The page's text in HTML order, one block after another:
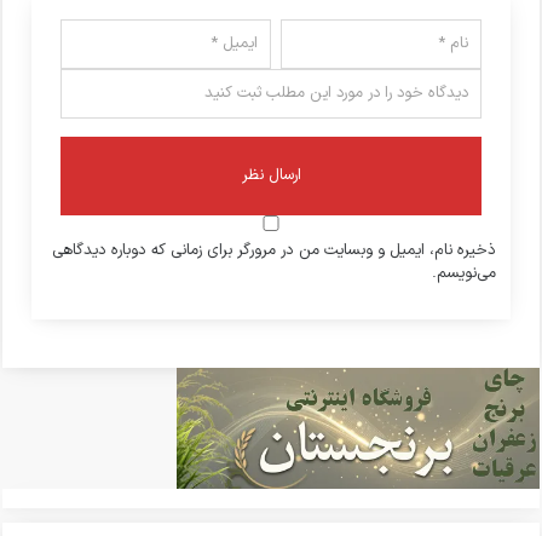
ذخیره نام، ایمیل و وبسایت من در مرورگر برای زمانی که دوباره دیدگاهی
می‌نویسم.